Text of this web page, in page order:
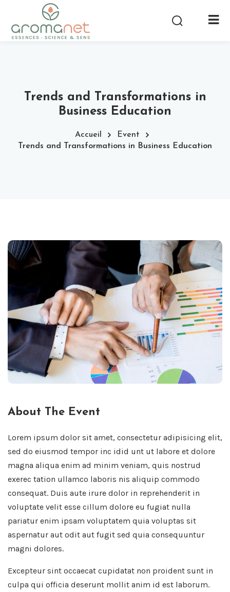
Trends and Transformations in
Business Education
Accueil
Event
Trends and Transformations in Business Education
About The Event
Lorem ipsum dolor sit amet, consectetur adipisicing elit,
sed do eiusmod tempor inc idid unt ut labore et dolore
magna aliqua enim ad minim veniam, quis nostrud
exerec tation ullamco laboris nis aliquip commodo
consequat. Duis aute irure dolor in reprehenderit in
voluptate velit esse cillum dolore eu fugiat nulla
pariatur enim ipsam voluptatem quia voluptas sit
aspernatur aut odit aut fugit sed quia consequuntur
magni dolores.
Excepteur sint occaecat cupidatat non proident sunt in
culpa qui officia deserunt mollit anim id est laborum.